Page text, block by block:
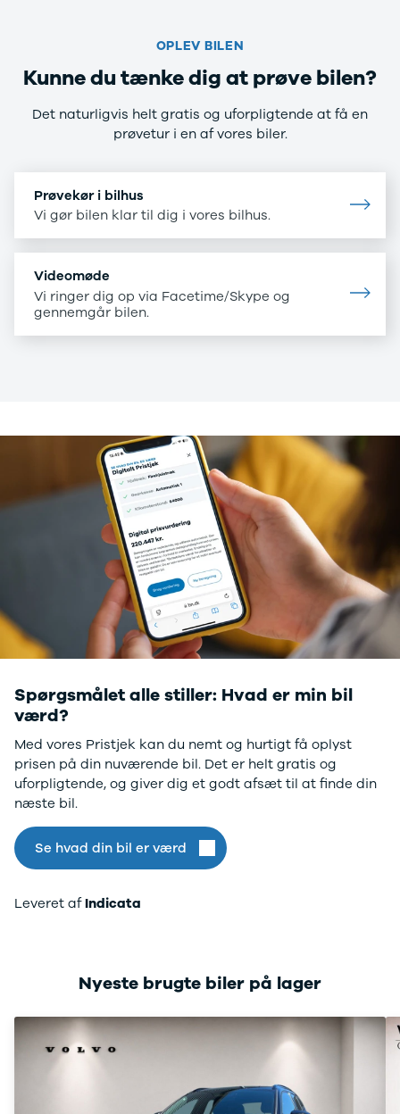
OPLEV BILEN
Kunne du tænke dig at prøve bilen?
Det naturligvis helt gratis og uforpligtende at få en
prøvetur i en af vores biler.
Prøvekør i bilhus
Vi gør bilen klar til dig i vores bilhus.
Videomøde
Vi ringer dig op via Facetime/Skype og
gennemgår bilen.
Spørgsmålet alle stiller: Hvad er min bil
værd?
Med vores Pristjek kan du nemt og hurtigt få oplyst
prisen på din nuværende bil. Det er helt gratis og
uforpligtende, og giver dig et godt afsæt til at finde din
næste bil.
Se hvad din bil er værd
Leveret afIndicata
Nyeste brugte biler på lager